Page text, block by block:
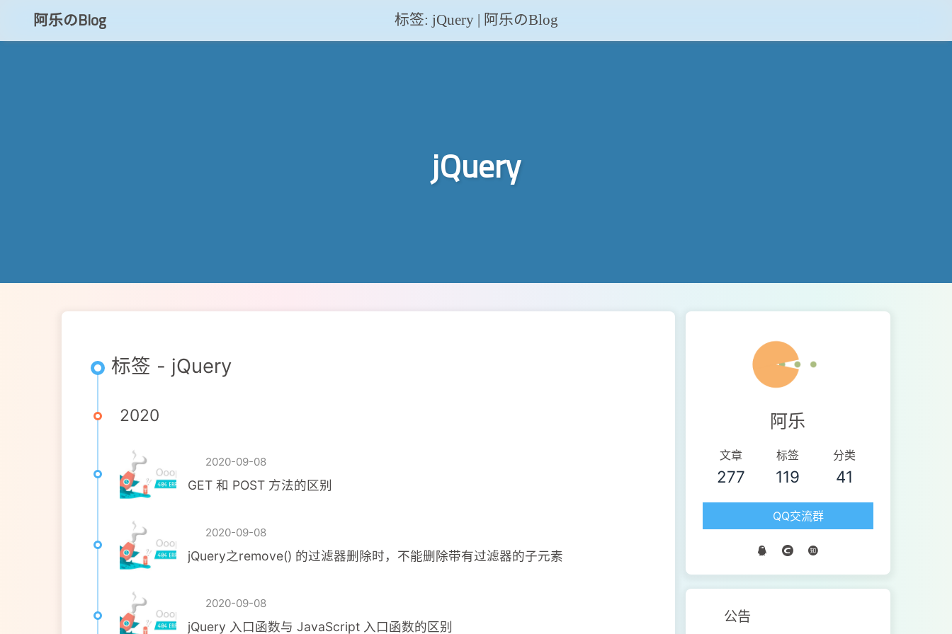
阿乐のBlog 标签: jQuery | 阿乐のBlog
jQuery
标签 - jQuery
2020
2020-09-08
GET 和 POST 方法的区别
2020-09-08
jQuery之remove() 的过滤器删除时，不能删除带有过滤器的子元素
2020-09-08
jQuery 入口函数与 JavaScript 入口函数的区别
阿乐
文章
277
标签
119
分类
41
QQ交流群
公告